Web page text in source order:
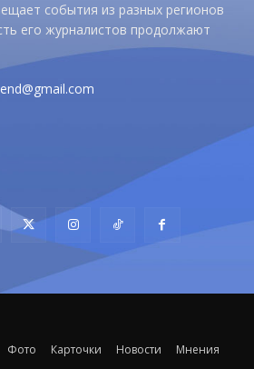
события из разных регионов
его журналистов продолжают
Фото Карточки Новости Мнения